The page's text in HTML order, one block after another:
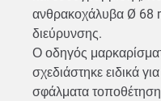
ανθρακοχάλυβα Ø 68
διεύρυνσης.
Ο οδηγός
σχεδιάστηκε ειδικά
σφάλματα τοποθέτηση